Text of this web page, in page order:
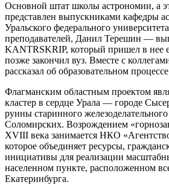
Основной штат школы астрономии, а
представлен выпускниками кафедры
Уральского федерального
преподавателей, Данил Терешин —
KANTRSKRIP, который пришел в нее
позже закончил вуз. Вместе с
рассказал об образовательном
Флагманским областным проектом
кластер в сердце Урала — городе
руины старинного
Соломирских. Возрождением
XVIII века занимается НКО
которое объединяет ресурсы,
инициативы для реализации
населенном пункте, расположенном
Екатеринбурга.